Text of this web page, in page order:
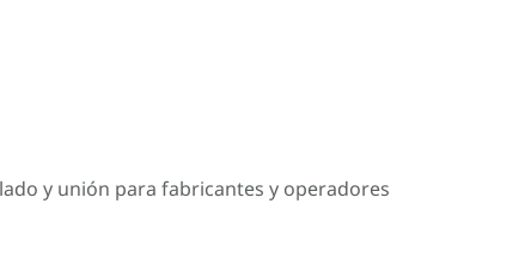
y unión para fabricantes y operadores